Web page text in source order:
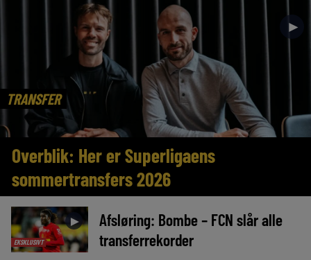
TRANSFER
►
Overblik: Her er Superligaens
sommertransfers 2026
EKSKLUSIVT
►
Afsløring: Bombe – FCN slår alle
transferrekorder